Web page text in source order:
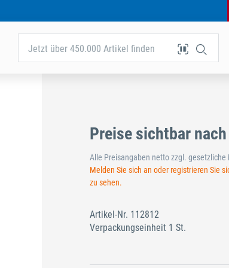
Jetzt über 450.000 Artikel finden
Preise sichtbar
Alle Preisangaben netto zzgl. gesetzliche
Melden Sie sich an oder registrieren Sie
zu sehen.
Artikel-Nr. 112812
Verpackungseinheit 1 St.